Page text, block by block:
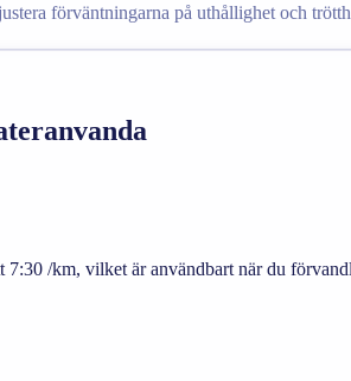
förväntningarna på uthållighet och
/km, vilket är användbart när du